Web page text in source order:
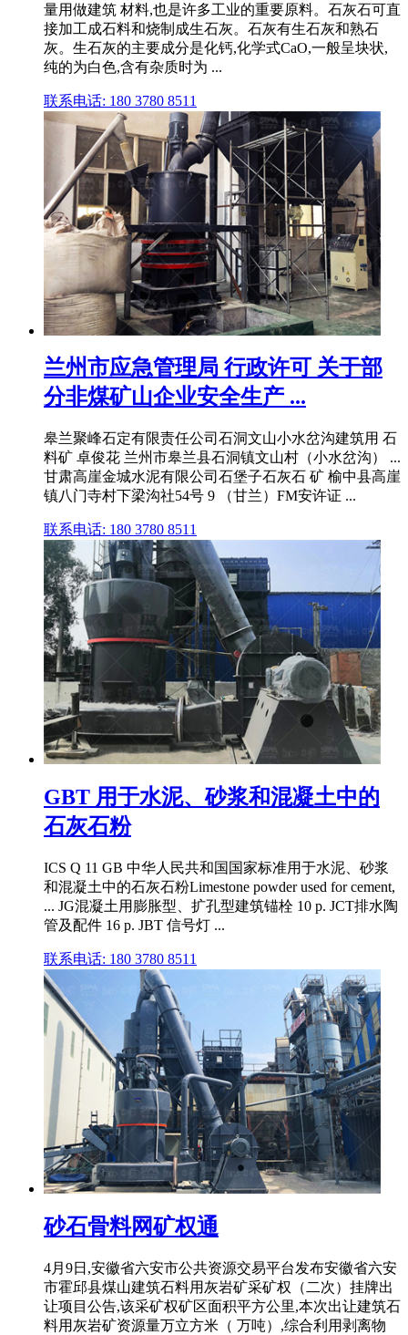
量用做建筑 材料,也是许多工业的重要原料。石灰石可直
接加工成石料和烧制成生石灰。石灰有生石灰和熟石
灰。生石灰的主要成分是化钙,化学式CaO,一般呈块状,
纯的为白色,含有杂质时为 ...
联系电话: 180 3780 8511
兰州市应急管理局 行政许可 关于部
分非煤矿山企业安全生产 ...
皋兰聚峰石定有限责任公司石洞文山小水岔沟建筑用 石
料矿 卓俊花 兰州市皋兰县石洞镇文山村（小水岔沟） ...
甘肃高崖金城水泥有限公司石堡子石灰石 矿 榆中县高崖
镇八门寺村下梁沟社54号 9 （甘兰）FM安许证 ...
联系电话: 180 3780 8511
GBT 用于水泥、砂浆和混凝土中的
石灰石粉
ICS Q 11 GB 中华人民共和国国家标准用于水泥、砂浆
和混凝土中的石灰石粉Limestone powder used for cement,
... JG混凝土用膨胀型、扩孔型建筑锚栓 10 p. JCT排水陶
管及配件 16 p. JBT 信号灯 ...
联系电话: 180 3780 8511
砂石骨料网矿权通
4月9日,安徽省六安市公共资源交易平台发布安徽省六安
市霍邱县煤山建筑石料用灰岩矿采矿权（二次）挂牌出
让项目公告,该采矿权矿区面积平方公里,本次出让建筑石
料用灰岩矿资源量万立方米（ 万吨）,综合利用剥离物